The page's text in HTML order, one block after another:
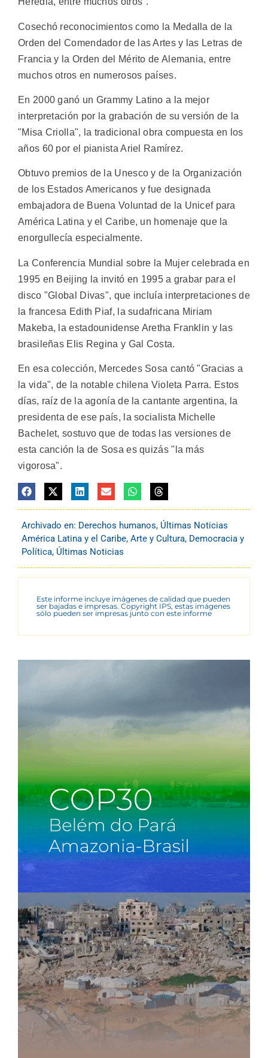
Cosechó reconocimientos como la Medalla de la
Orden del Comendador de las Artes y las Letras de
Francia y la Orden del Mérito de Alemania, entre
muchos otros en numerosos países.
En 2000 ganó un Grammy Latino a la mejor
interpretación por la grabación de su versión de la
"Misa Criolla", la tradicional obra compuesta en los
años 60 por el pianista Ariel Ramírez.
Obtuvo premios de la Unesco y de la Organización
de los Estados Americanos y fue designada
embajadora de Buena Voluntad de la Unicef para
América Latina y el Caribe, un homenaje que la
enorgullecía especialmente.
La Conferencia Mundial sobre la Mujer celebrada en
1995 en Beijing la invitó en 1995 a grabar para el
disco "Global Divas", que incluía interpretaciones de
la francesa Edith Piaf, la sudafricana Miriam
Makeba, la estadounidense Aretha Franklin y las
brasileñas Elis Regina y Gal Costa.
En esa colección, Mercedes Sosa cantó "Gracias a
la vida", de la notable chilena Violeta Parra. Estos
días, raíz de la agonía de la cantante argentina, la
presidenta de ese país, la socialista Michelle
Bachelet, sostuvo que de todas las versiones de
esta canción la de Sosa es quizás "la más
vigorosa".
Archivado en: Derechos humanos, Últimas Noticias
América Latina y el Caribe, Arte y Cultura, Democracia y
Política, Últimas Noticias
Este informe incluye imágenes de calidad que pueden
ser bajadas e impresas. Copyright IPS, estas imágenes
sólo pueden ser impresas junto con este informe